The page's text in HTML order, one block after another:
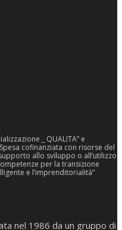
_ QUALITA” e
cofinanziata con risorse del
supporto allo sviluppo o all’utilizzo
per la transizione
e l’imprenditorialità”
nel 1986 da un gruppo di